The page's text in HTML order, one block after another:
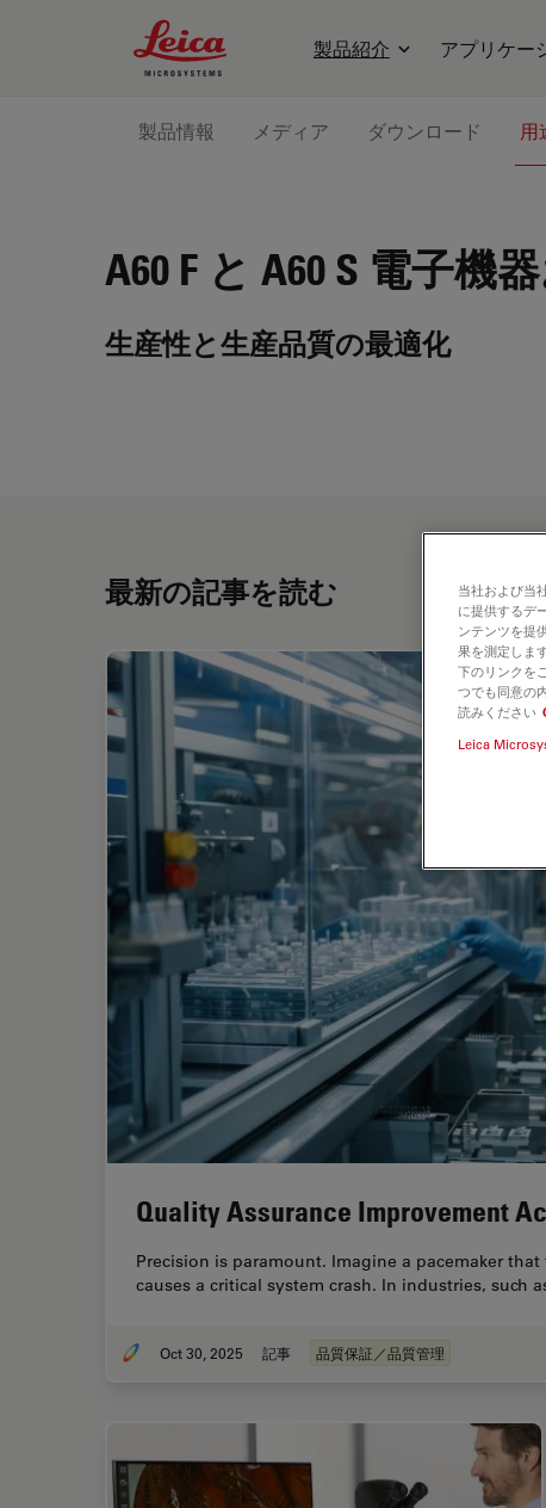
Leica Microsystems Logo
製品紹介 アプリケー
製品情報 メディア ダウンロード 用
A60 F と A60 S 電子機
生産性と生産品質の最適化
最新の記事を読む
Quality Assurance Improvement
Precision is paramount. Imagine a pacemaker
causes a critical system crash. In industries, such
Oct 30, 2025 記事 品質保証／品質管理
当社および当
に提供するデ
ンテンツを提
果を測定しま
下のリンクを
つでも同意の
読みください
Leica